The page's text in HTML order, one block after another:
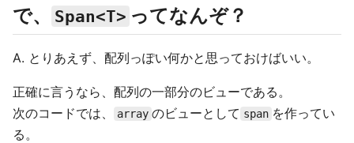
で、 Span<T> ってなんぞ？
A. とりあえず、配列っぽい何かと思っておけばいい。
正確に言うなら、配列の一部分のビューである。
次のコードでは、
array のビューとして span を作ってい
る。